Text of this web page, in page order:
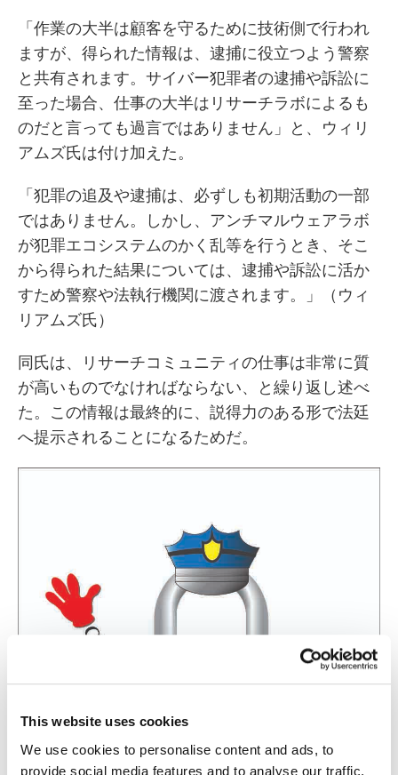
This website uses cookies
We use cookies to personalise content and ads, to
provide social media features and to analyse our traffic.
「作業の大半は顧客を守るために技術側で行われ
ますが、得られた情報は、逮捕に役立つよう警察
と共有されます。サイバー犯罪者の逮捕や訴訟に
至った場合、仕事の大半はリサーチラボによるも
のだと言っても過言ではありません」と、ウィリ
アムズ氏は付け加えた。
「犯罪の追及や逮捕は、必ずしも初期活動の一部
ではありません。しかし、アンチマルウェアラボ
が犯罪エコシステムのかく乱等を行うとき、そこ
から得られた結果については、逮捕や訴訟に活か
すため警察や法執行機関に渡されます。」（ウィ
リアムズ氏）
同氏は、リサーチコミュニティの仕事は非常に質
が高いものでなければならない、と繰り返し述べ
た。この情報は最終的に、説得力のある形で法廷
へ提示されることになるためだ。